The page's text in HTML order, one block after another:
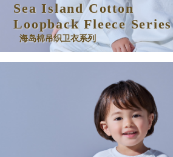
Sea Island Cotton
Loopback Fleece Series
海岛棉吊织卫衣系列